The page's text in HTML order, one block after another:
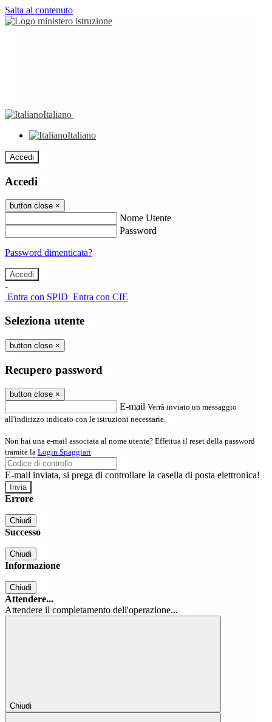
Salta al contenuto
Italiano
Italiano
Accedi
Accedi
button close ×
Nome Utente
Password
Password dimenticata?
-
Entra con SPID Entra con CIE
Seleziona utente
button close ×
Recupero password
button close ×
E-mail Verrà inviato un messaggio
all'indirizzo indicato con le istruzioni necessarie.
Non hai una e-mail associata al nome utente? Effettua il reset della password
tramite la Login Spaggiari
E-mail inviata, si prega di controllare la casella di posta elettronica!
Errore
Chiudi
Successo
Chiudi
Informazione
Chiudi
Attendere...
Attendere il completamento dell'operazione...
Chiudi